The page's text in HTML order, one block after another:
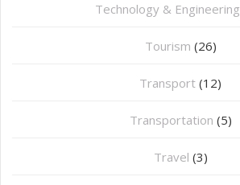
Technology & Engineering
Tourism (26)
Transport (12)
Transportation (5)
Travel (3)